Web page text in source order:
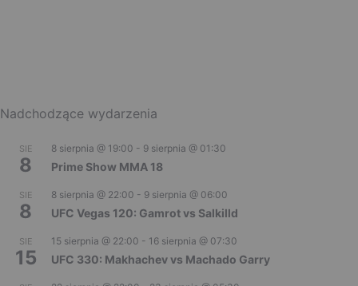
Nadchodzące wydarzenia
SIE
8
8 sierpnia @ 19:00 - 9 sierpnia @ 01:30
Prime Show MMA 18
SIE
8
8 sierpnia @ 22:00 - 9 sierpnia @ 06:00
UFC Vegas 120: Gamrot vs Salkilld
SIE
15
15 sierpnia @ 22:00 - 16 sierpnia @ 07:30
UFC 330: Makhachev vs Machado Garry